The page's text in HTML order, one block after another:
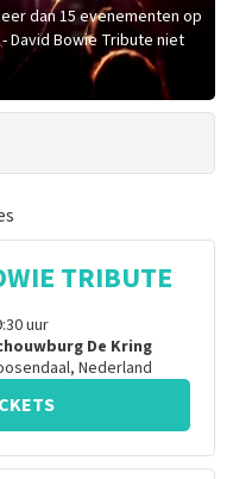
dan 15 evenementen op
David Bowie Tribute niet
TRIBUTE
uur
De Kring
, Nederland